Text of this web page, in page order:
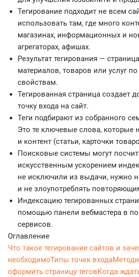
Тегирование подходит не всем
использовать там, где много
магазинах, информационных и
агрегаторах, афишах.
Результат тегирования —
материалов, товаров или услуг
свойствам.
Тегированная страница создает
точку входа на сайт.
Теги подбирают из собранного
Это те ключевые слова, которые
и контент (статьи, карточки
Поисковые системы могут
искусственным ускорением
не исключили из выдачи, нужно
и не злоупотреблять
Индексацию тегированных
помощью панели вебмастера в
сервисов.
Оглавление
Что такое тегирование сайтов и
необходимоТипы точек входа
оформить страницу теговКогда